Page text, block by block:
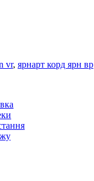
vr, ярнарт корд ярн вр